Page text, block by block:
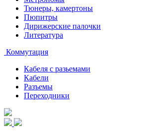
Тюнеры, камертоны
Пюпитры
Дирижерские палочки
Литература
Коммутация
Кабеля с разьемами
Кабели
Разъемы
Переходники